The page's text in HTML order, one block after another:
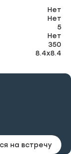
Нет
Нет
5
Нет
350
8.4х8.4
на встречу